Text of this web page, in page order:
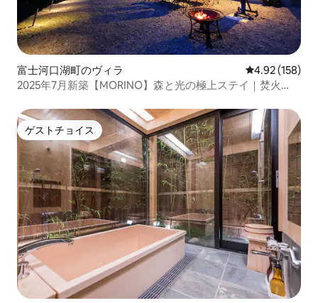
富士河口湖町のヴィラ レビュー158
4.92 (158)
2025年7月新築【MORINO】森と光の極上ステイ｜焚火
ゲストチョイス
ゲストチョイス